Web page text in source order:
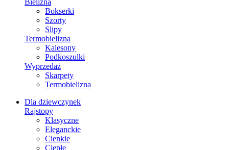
Bielizna
Bokserki
Szorty
Slipy
Termobielizna
Kalesony
Podkoszulki
Wyprzedaż
Skarpety
Termobielizna
Dla dziewczynek
Rajstopy
Klasyczne
Eleganckie
Cienkie
Ciepłe